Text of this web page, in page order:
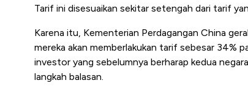
Tarif ini disesuaikan sekitar setengah dari tarif
Karena itu, Kementerian Perdagangan China
mereka akan memberlakukan tarif sebesar 34%
investor yang sebelumnya berharap kedua
langkah balasan.